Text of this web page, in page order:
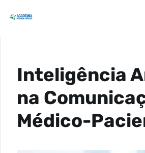
Inteligência
na
Médico-